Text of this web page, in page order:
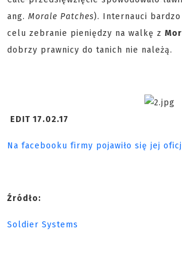
ang. Morale Patches). Internauci
celu zebranie pieniędzy na walkę z
dobrzy prawnicy do tanich nie należą.
EDIT 17.02.17
Na facebooku firmy pojawiło się jej
Źródło:
Soldier Systems